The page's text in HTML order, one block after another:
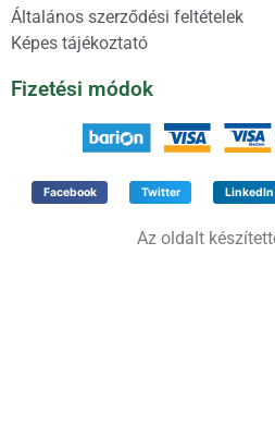
Általános szerződési feltételek
Képes tájékoztató
Fizetési módok
Facebook Twitter LinkedIn
Az oldalt